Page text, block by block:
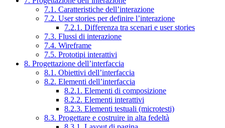
7.1. Caratteristiche dell’interazione
7.2. User stories per definire l’interazione
7.2.1. Differenza tra scenari e user stories
7.3. Flussi di interazione
7.4. Wireframe
7.5. Prototipi interattivi
8. Progettazione dell’interfaccia
8.1. Obiettivi dell’interfaccia
8.2. Elementi dell’interfaccia
8.2.1. Elementi di composizione
8.2.2. Elementi interattivi
8.2.3. Elementi testuali (microtesti)
8.3. Progettare e costruire in alta fedeltà